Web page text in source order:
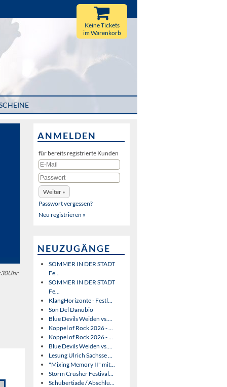
Keine Tickets
im Warenkorb
ANMELDEN
für bereits registrierte Kunden
Passwort vergessen?
Neu registrieren »
NEUZUGÄNGE
SOMMER IN DER STADT
Fe...
SOMMER IN DER STADT
Fe...
KlangHorizonte - Festl...
Son Del Danubio
Blue Devils Weiden vs....
Koppel of Rock 2026 - ...
Koppel of Rock 2026 - ...
Blue Devils Weiden vs....
Lesung Ulrich Sachsse ...
"Mixing Memory II" mit...
Storm Crusher Festival...
Schubertiade / Abschlu...